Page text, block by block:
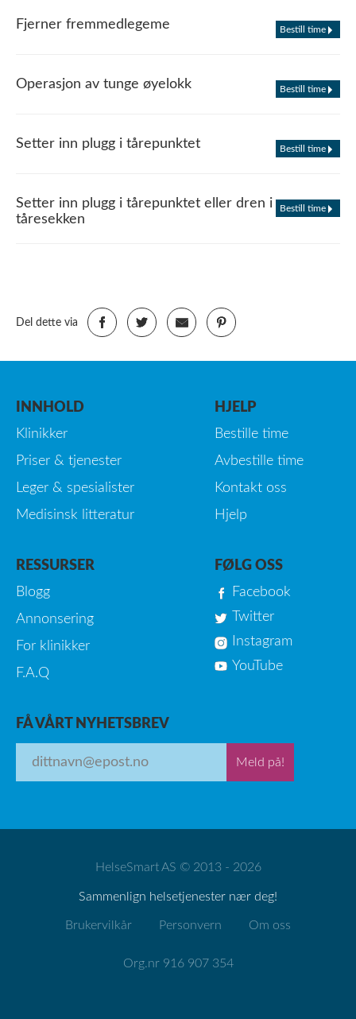
Fjerner fremmedlegeme Bestill time
Operasjon av tunge øyelokk Bestill time
Setter inn plugg i tårepunktet Bestill time
Setter inn plugg i tårepunktet eller dren i
tåresekken
Bestill time
Del dette via
INNHOLD
Klinikker
Priser & tjenester
Leger & spesialister
Medisinsk litteratur
HJELP
Bestille time
Avbestille time
Kontakt oss
Hjelp
RESSURSER
Blogg
Annonsering
For klinikker
F.A.Q
FØLG OSS
Facebook
Twitter
Instagram
YouTube
FÅ VÅRT NYHETSBREV
Meld på!
HelseSmart AS © 2013 - 2026
Sammenlign helsetjenester nær deg!
Brukervilkår Personvern Om oss
Org.nr 916 907 354